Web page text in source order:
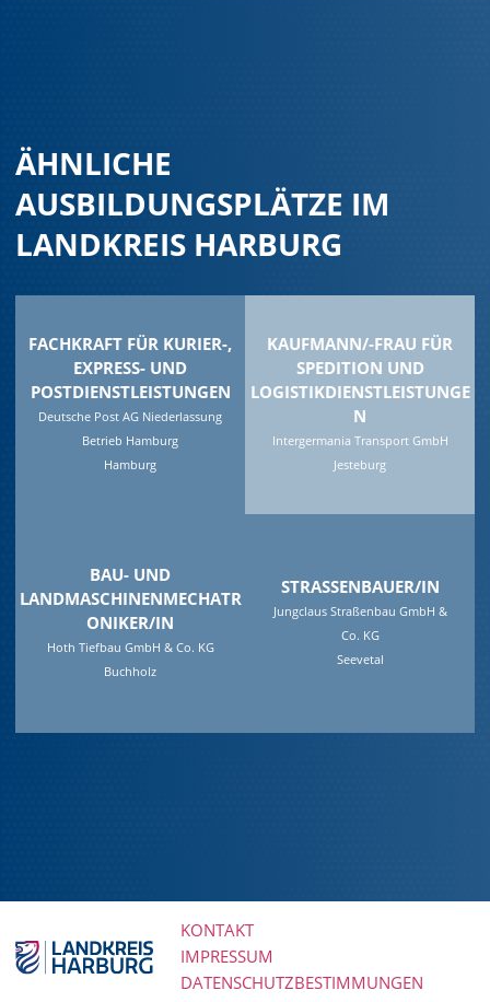
ÄHNLICHE
AUSBILDUNGSPLÄTZE IM
LANDKREIS HARBURG
FACHKRAFT FÜR KURIER-,
EXPRESS- UND
POSTDIENSTLEISTUNGEN
Deutsche Post AG Niederlassung
Betrieb Hamburg
Hamburg
KAUFMANN/-FRAU FÜR
SPEDITION UND
LOGISTIKDIENSTLEISTUNGE
N
Intergermania Transport GmbH
Jesteburg
BAU- UND
LANDMASCHINENMECHATR
ONIKER/IN
Hoth Tiefbau GmbH & Co. KG
Buchholz
STRASSENBAUER/IN
Jungclaus Straßenbau GmbH &
Co. KG
Seevetal
Navigation
überspringen
KONTAKT
IMPRESSUM
DATENSCHUTZBESTIMMUNGEN